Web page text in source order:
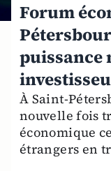
Forum
puissance
À Saint-
nouvelle fois
économique
étrangers en